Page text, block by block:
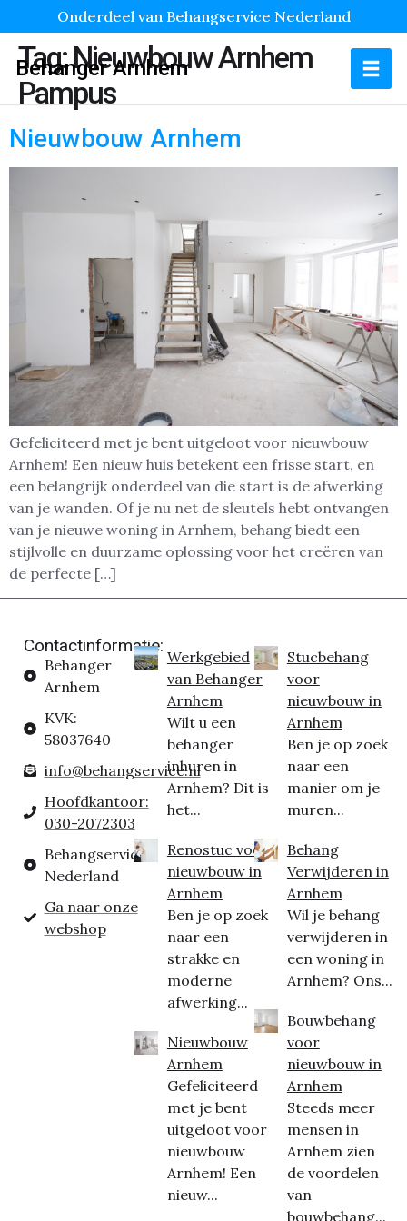
Onderdeel van Behangservice Nederland
Behanger Arnhem
Tag:Nieuwbouw Arnhem
Pampus
Nieuwbouw Arnhem
Gefeliciteerd met je bent uitgeloot voor nieuwbouw
Arnhem! Een nieuw huis betekent een frisse start, en
een belangrijk onderdeel van die start is de afwerking
van je wanden. Of je nu net de sleutels hebt ontvangen
van je nieuwe woning in Arnhem, behang biedt een
stijlvolle en duurzame oplossing voor het creëren van
de perfecte […]
Contactinformatie:
Behanger
Arnhem
KVK:
58037640
info@behangservice.nl
Hoofdkantoor:
030-2072303
Behangservice
Nederland
Ga naar onze
webshop
Werkgebied
van Behanger
Arnhem
Wilt u een
behanger
inhuren in
Arnhem? Dit is
het...
Renostuc voor
nieuwbouw in
Arnhem
Ben je op zoek
naar een
strakke en
moderne
afwerking...
Nieuwbouw
Arnhem
Gefeliciteerd
met je bent
uitgeloot voor
nieuwbouw
Arnhem! Een
nieuw...
Stucbehang
voor
nieuwbouw in
Arnhem
Ben je op zoek
naar een
manier om je
muren...
Behang
Verwijderen in
Arnhem
Wil je behang
verwijderen in
een woning in
Arnhem? Ons...
Bouwbehang
voor
nieuwbouw in
Arnhem
Steeds meer
mensen in
Arnhem zien
de voordelen
van
bouwbehang...